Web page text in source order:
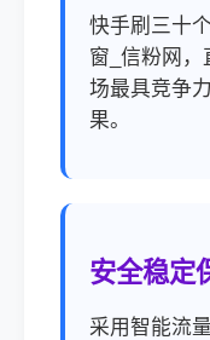
快手刷三十
窗_信粉网，
场最具竞争
果。
安全稳定
采用智能流